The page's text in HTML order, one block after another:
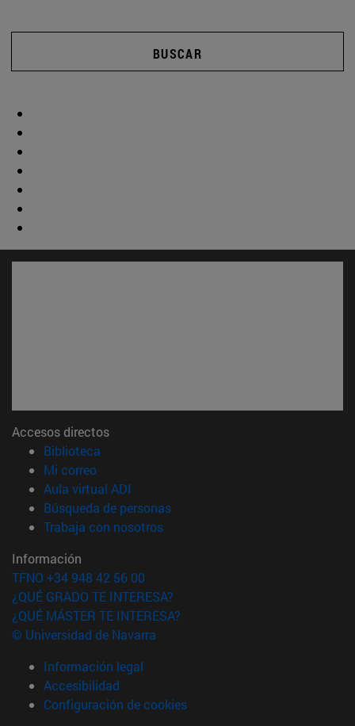
BUSCAR
Accesos directos
Biblioteca
Mi correo(abre en nueva ventana)
Aula virtual ADI
Búsqueda de personas(abre en nueva ventana)
Trabaja con nosotros(abre en nueva ventana)
Información
TFNO +34 948 42 56 00
¿QUÉ GRADO TE INTERESA?
¿QUÉ MÁSTER TE INTERESA?
© Universidad de Navarra
Información legal
Accesibilidad
Configuración de cookies